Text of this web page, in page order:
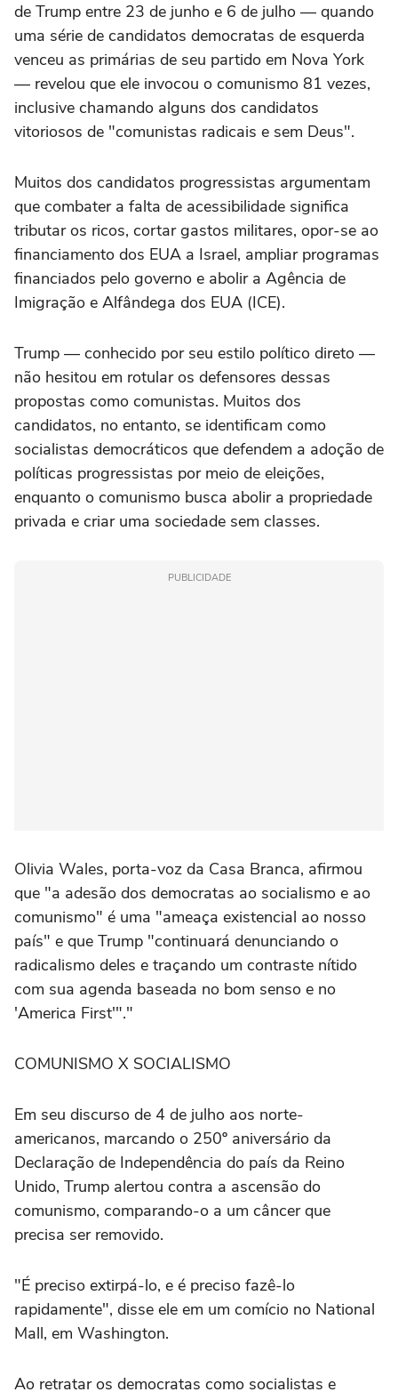
de Trump entre 23 de junho e 6 de julho — quando
uma série ⁠de candidatos democratas de esquerda
venceu as primárias de seu partido em Nova York
— revelou que ele invocou o comunismo 81 vezes,
inclusive chamando alguns dos candidatos
vitoriosos de "comunistas radicais e sem Deus".
Muitos dos candidatos progressistas argumentam
que combater a falta de acessibilidade significa
tributar os ricos, cortar gastos militares, opor-se ao
financiamento dos EUA a Israel, ampliar programas
financiados pelo governo e abolir a Agência de
Imigração e Alfândega dos EUA (ICE).
Trump — conhecido por seu estilo político direto —
não hesitou ‌em rotular os defensores dessas
propostas como comunistas. Muitos dos
candidatos, no entanto, se identificam como
socialistas democráticos que defendem a ‌adoção de
políticas progressistas por meio de ⁠eleições,
enquanto o comunismo busca ⁠abolir a propriedade
privada e criar uma sociedade sem classes.
PUBLICIDADE
Olivia Wales, porta-voz da Casa Branca, afirmou
que "a adesão dos democratas ao socialismo ⁠e ao
comunismo" é uma "ameaça existencial ao nosso
país" e que Trump "continuará ‌denunciando o
radicalismo deles e traçando ‌um contraste nítido
com sua agenda baseada no bom senso e no
'America First'"."
COMUNISMO X SOCIALISMO
Em seu discurso de 4 de julho aos norte-
americanos, marcando o 250º aniversário da
Declaração de Independência do país da Reino
Unido, Trump alertou contra a ascensão do
comunismo, comparando-o a um câncer que
precisa ser removido.
"É preciso extirpá-lo, e é preciso fazê-lo
⁠rapidamente", disse ele em um comício no National
Mall, em Washington.
Ao retratar os democratas como socialistas e